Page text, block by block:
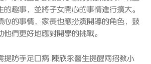
趣事，並將子女開心的事情進行擴大。
心的事情，家長也應扮演開導的角色，鼓
們更好地應對開學的挑戰。
提防手足口病 陳欣永醫生提醒兩招教小